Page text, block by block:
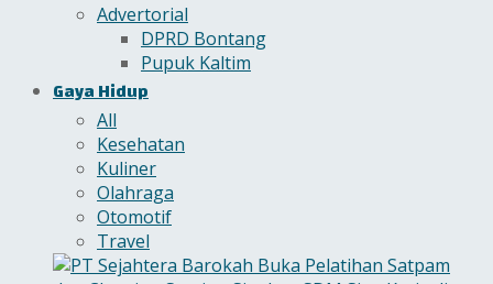
Advertorial
DPRD Bontang
Pupuk Kaltim
Gaya Hidup
All
Kesehatan
Kuliner
Olahraga
Otomotif
Travel